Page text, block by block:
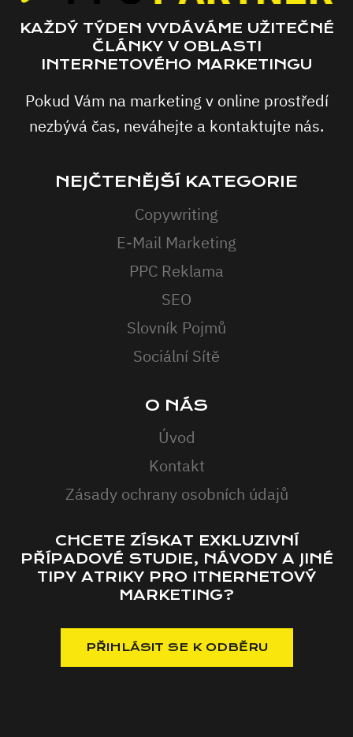
KAŽDÝ TÝDEN VYDÁVÁME UŽITEČNÉ
ČLÁNKY V OBLASTI
INTERNETOVÉHO MARKETINGU
Pokud Vám na marketing v online prostředí
nezbývá čas, neváhejte a kontaktujte nás.
NEJČTENĚJŠÍ KATEGORIE
Copywriting
E-Mail Marketing
PPC Reklama
SEO
Slovník Pojmů
Sociální Sítě
O NÁS
Úvod
Kontakt
Zásady ochrany osobních údajů
CHCETE ZÍSKAT EXKLUZIVNÍ
PŘÍPADOVÉ STUDIE, NÁVODY A JINÉ
TIPY ATRIKY PRO ITNERNETOVÝ
MARKETING?